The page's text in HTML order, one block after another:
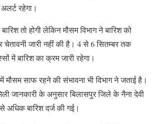
रहेगा।
तो होगी लेकिन मौसम विभाग ने बारिश को
चेतावनी जारी नहीं की है। 4 से 6 सितम्बर तक
में बारिश का क्रम जारी रहेगा।
मौसम साफ रहने की संभावना भी विभाग ने जताई है।
जानकारी के अनुसार बिलासपुर जिले के नैना देवी
अधिक बारिश दर्ज की गई।